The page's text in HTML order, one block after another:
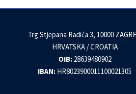
Trg Stjepana Radića 3, 10000
HRVATSKA / CROATIA
OIB:28639480902
IBAN: HR8023900011100021305